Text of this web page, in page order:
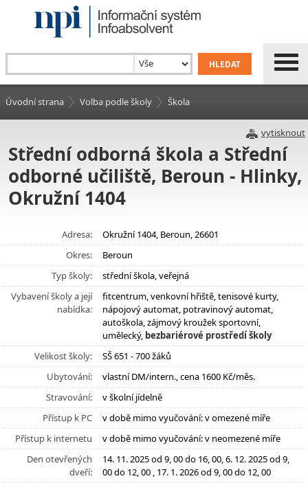
Úvodní strana Volba podle školy Škola
vytisknout
Střední odborná škola a Střední
odborné učiliště, Beroun - Hlinky,
Okružní 1404
Adresa:
Okružní 1404, Beroun, 26601
Okres:
Beroun
Typ školy:
střední škola, veřejná
Vybavení školy a její
nabídka:
fitcentrum, venkovní hřiště, tenisové kurty,
nápojový automat, potravinový automat,
autoškola, zájmový kroužek sportovní,
umělecký, bezbariérové prostředí školy
Velikost školy:
SŠ 651 - 700 žáků
Ubytování:
vlastní DM/intern., cena 1600 Kč/měs.
Stravování:
v školní jídelně
Přístup k PC
v době mimo vyučování: v omezené míře
Přístup k internetu
v době mimo vyučování: v neomezené míře
Den otevřených
dveří:
14. 11. 2025 od 9, 00 do 16, 00, 6. 12. 2025 od 9,
00 do 12, 00 , 17. 1. 2026 od 9, 00 do 12, 00